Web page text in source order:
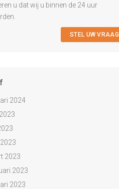
u dat wij u binnen de 24 uur
STEL UW VRAAG
2024
2023
2023
2023